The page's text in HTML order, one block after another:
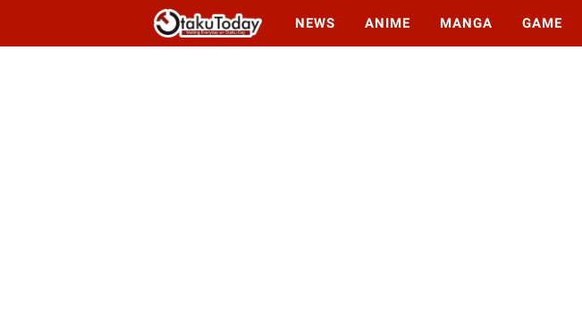
NEWS ANIME MANGA GAME